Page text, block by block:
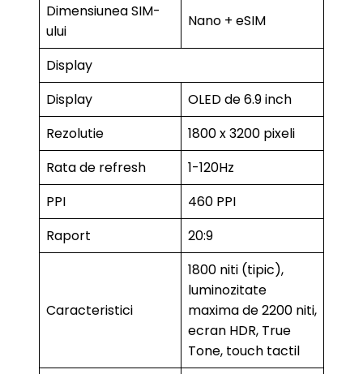
Dimensiunea SIM-
ului
Nano + eSIM
Display
Display
OLED de 6.9 inch
Rezolutie
1800 x 3200 pixeli
Rata de refresh
1-120Hz
PPI
460 PPI
Raport
20:9
Caracteristici
1800 niti (tipic),
luminozitate
maxima de 2200 niti,
ecran HDR, True
Tone, touch tactil